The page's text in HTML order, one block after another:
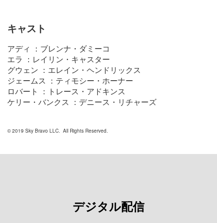
キャスト
アディ ：ブレンナ・ダミーコ
エラ ：レイリン・キャスター
グウェン ：エレイン・ヘンドリックス
ジェームス ：ティモシー・ホーナー
ロバート ：トレース・アドキンス
ケリー・バンクス ：デニース・リチャーズ
© 2019 Sky Bravo LLC. All Rights Reserved.
デジタル配信